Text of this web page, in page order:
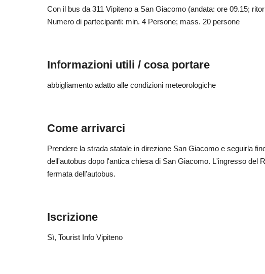
Con il bus da 311 Vipiteno a San Giacomo (andata: ore 09.15;
Numero di partecipanti: min. 4 Persone; mass. 20 persone
Informazioni utili / cosa portare
abbigliamento adatto alle condizioni meteorologiche
Come arrivarci
Prendere la strada statale in direzione San Giacomo e seguirla
dell'autobus dopo l'antica chiesa di San Giacomo. L'ingresso del
fermata dell'autobus.
Iscrizione
Sì, Tourist Info Vipiteno